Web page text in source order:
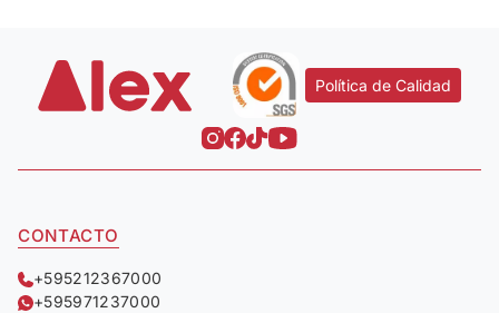
Política de Calidad
CONTACTO
+595212367000
+595971237000